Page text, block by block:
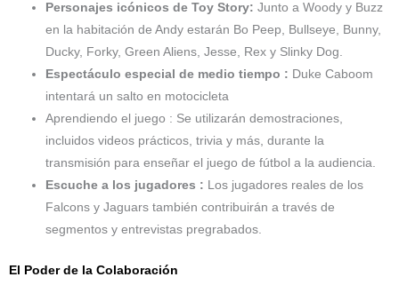
Personajes icónicos de Toy Story: Junto a Woody y Buzz
en la habitación de Andy estarán Bo Peep, Bullseye, Bunny,
Ducky, Forky, Green Aliens, Jesse, Rex y Slinky Dog.
Espectáculo especial de medio tiempo : Duke Caboom
intentará un salto en motocicleta
Aprendiendo el juego : Se utilizarán demostraciones,
incluidos videos prácticos, trivia y más, durante la
transmisión para enseñar el juego de fútbol a la audiencia.
Escuche a los jugadores : Los jugadores reales de los
Falcons y Jaguars también contribuirán a través de
segmentos y entrevistas pregrabados.
El Poder de la Colaboración